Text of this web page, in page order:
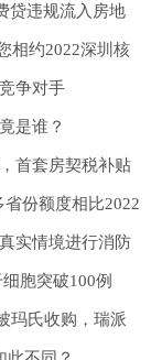
贷违规流入房地
相约2022深圳核
争对手
是谁？
首套房契税补贴
份额度相比2022
实情境进行消防
胞突破100例
玛氏收购，瑞派